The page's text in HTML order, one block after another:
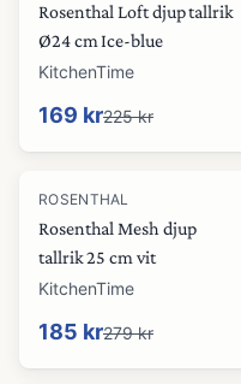
Rosenthal Loft djup tallrik
Ø24 cm Ice-blue
KitchenTime
169 kr225 kr
-34%
ROSENTHAL
Rosenthal Mesh djup
tallrik 25 cm vit
KitchenTime
185 kr279 kr